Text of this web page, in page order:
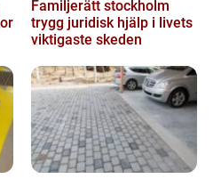
Familjerätt stockholm
trygg juridisk hjälp i livets
viktigaste skeden